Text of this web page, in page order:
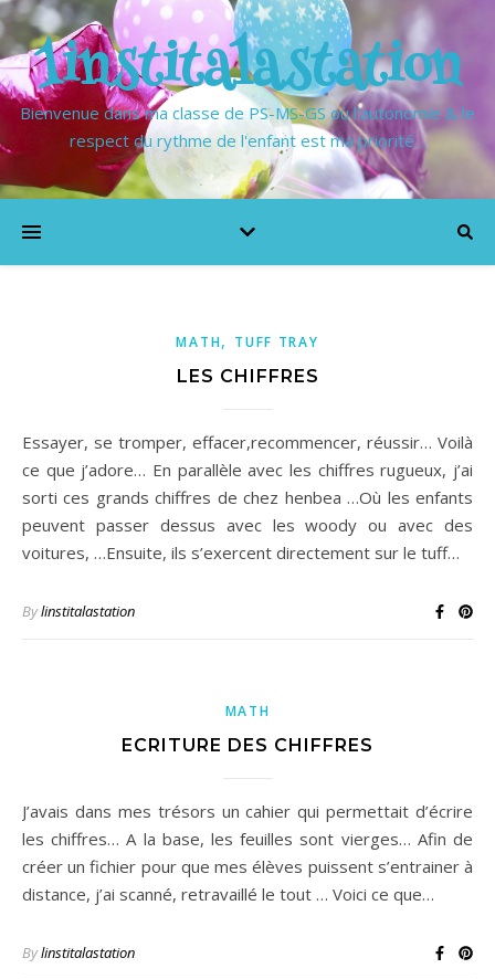
1institalastation
Bienvenue dans ma classe de PS-MS-GS où l'autonomie & le
respect du rythme de l'enfant est ma priorité…
MATH, TUFF TRAY
LES CHIFFRES
Essayer, se tromper, effacer,recommencer, réussir… Voilà
ce que j’adore… En parallèle avec les chiffres rugueux, j’ai
sorti ces grands chiffres de chez henbea …Où les enfants
peuvent passer dessus avec les woody ou avec des
voitures, …Ensuite, ils s’exercent directement sur le tuff…
Bylinstitalastation
MATH
ECRITURE DES CHIFFRES
J’avais dans mes trésors un cahier qui permettait d’écrire
les chiffres… A la base, les feuilles sont vierges… Afin de
créer un fichier pour que mes élèves puissent s’entrainer à
distance, j’ai scanné, retravaillé le tout … Voici ce que…
Bylinstitalastation